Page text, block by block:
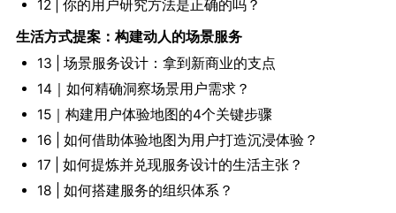
12 | 你的用户研究方法是正确的吗？
生活方式提案：构建动人的场景服务
13 | 场景服务设计：拿到新商业的支点
14｜如何精确洞察场景用户需求？
15｜构建用户体验地图的4个关键步骤
16 | 如何借助体验地图为用户打造沉浸体验？
17 | 如何提炼并兑现服务设计的生活主张？
18 | 如何搭建服务的组织体系？